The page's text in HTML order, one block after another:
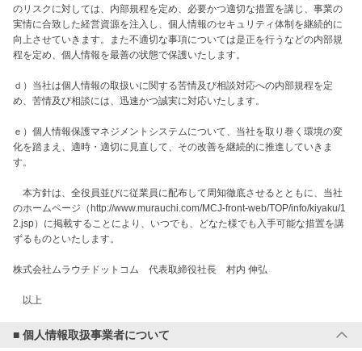
のリスクに対しては、内部規程を定め、必要かつ適切な措置を講じ、事業の
実情に合致した経営資源を注入し、個人情報のセキュリティ体制を継続的に
向上させていきます。また不適切な事項については是正を行うなどの内部規
程を定め、個人情報を最善の状態で保護いたします。
ｄ）当社は個人情報の取扱いに関する苦情及び相談対応への内部規程を定
め、苦情及び相談には、迅速かつ誠実に対応いたします。
ｅ）個人情報保護マネジメントシステムについて、当社を取り巻く環境の変
化を踏まえ、適時・適切に見直して、その改善を継続的に推進していきま
す。
本方針は、全役員並びに従業員に配布して周知徹底させるとともに、当社
のホームページ（http://www.murauchi.com/MCJ-front-web/TOP/info/kiyaku/1
2.jsp）に掲載することにより、いつでも、どなた様でも入手可能な措置を講
ずるものといたします。
株式会社ムラウチドットコム　代表取締役社長　村内 伸弘
以上
■ 個人情報取扱事業者について